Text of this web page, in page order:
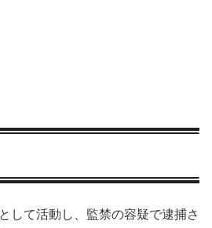
して活動し、監禁の容疑で逮捕さ